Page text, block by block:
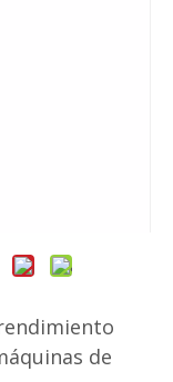
de